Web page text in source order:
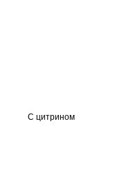
С цитрином